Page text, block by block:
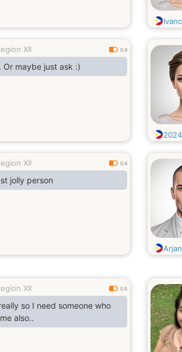
XII 0.4
Or maybe just ask :)
XII 0.4
jolly person
XII 0.5
so I need someone who
also..